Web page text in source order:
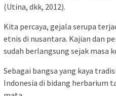
(Utina, dkk, 2012).
Kita percaya, gejala serupa
etnis di nusantara. Kajian dan
sudah berlangsung sejak masa
Sebagai bangsa yang kaya
Indonesia di bidang herbarium